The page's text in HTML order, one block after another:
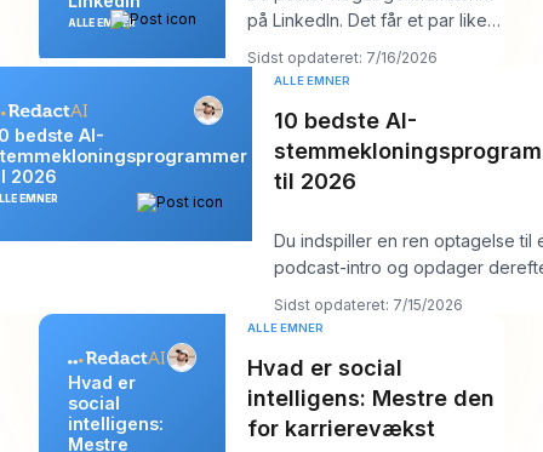
ALLE EMNER
på LinkedIn. Det får et par likes,
måske en kommentar fra en
kollega, må
Sidst opdateret: 7/16/2026
bedste AI-
2026
EMNER
ALLE EMNER
10 bedste AI-
til 2026
Du indspiller en ren optagelse til
podcast-intro og opdager
ændring i et produktnavn
Sidst opdateret: 7/15/2026
Hvad er
social
intelligens:
Mestre
ALLE EMNER
Hvad er social
intelligens: Mestre den
for karrierevækst